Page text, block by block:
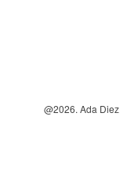
@2026. Ada Diez